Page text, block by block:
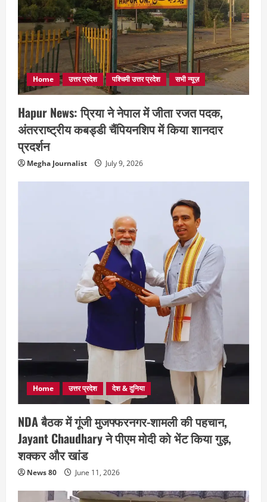
Home उत्तर प्रदेश पश्चिमी उत्तर प्रदेश सभी न्यूज़
Hapur News: प्रिया ने नेपाल में जीता रजत पदक,
अंतरराष्ट्रीय कबड्डी चैंपियनशिप में किया शानदार
प्रदर्शन
Megha Journalist July 9, 2026
Home उत्तर प्रदेश देश & दुनिया
NDA बैठक में गूंजी मुजफ्फरनगर-शामली की पहचान,
Jayant Chaudhary ने पीएम मोदी को भेंट किया गुड़,
शक्कर और खांड
News 80 June 11, 2026